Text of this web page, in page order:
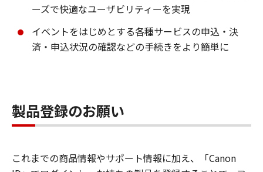
ーズで快適なユーザビリティーを実現
イベントをはじめとする各種サービスの申込・決
済・申込状況の確認などの手続きをより簡単に
製品登録のお願い
これまでの商品情報やサポート情報に加え、「Canon